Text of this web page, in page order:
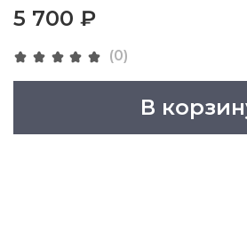
(0)
5 700 ₽
В